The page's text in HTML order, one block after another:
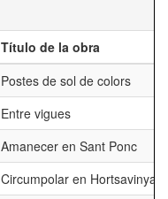
Título de la obra
Postes de sol de colors
Entre vigues
Amanecer en Sant Ponc
Circumpolar en Hortsavinya